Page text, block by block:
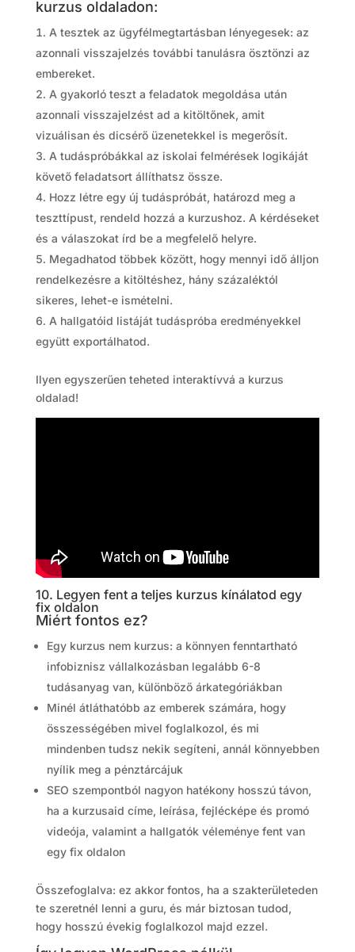
kurzus oldaladon:
A tesztek az ügyfélmegtartásban lényegesek: az
azonnali visszajelzés további tanulásra ösztönzi az
embereket.
A gyakorló teszt a feladatok megoldása után
azonnali visszajelzést ad a kitöltőnek, amit
vizuálisan és dicsérő üzenetekkel is megerősít.
A tudáspróbákkal az iskolai felmérések logikáját
követő feladatsort állíthatsz össze.
Hozz létre egy új tudáspróbát, határozd meg a
teszttípust, rendeld hozzá a kurzushoz. A kérdéseket
és a válaszokat írd be a megfelelő helyre.
Megadhatod többek között, hogy mennyi idő álljon
rendelkezésre a kitöltéshez, hány százaléktól
sikeres, lehet-e ismételni.
A hallgatóid listáját tudáspróba eredményekkel
együtt exportálhatod.
Ilyen egyszerűen teheted interaktívvá a kurzus
oldalad!
10. Legyen fent a teljes kurzus kínálatod egy
fix oldalon
Miért fontos ez?
Egy kurzus nem kurzus: a könnyen fenntartható
infobiznisz vállalkozásban legalább 6-8
tudásanyag van, különböző árkategóriákban
Minél átláthatóbb az emberek számára, hogy
összességében mivel foglalkozol, és mi
mindenben tudsz nekik segíteni, annál könnyebben
nyílik meg a pénztárcájuk
SEO szempontból nagyon hatékony hosszú távon,
ha a kurzusaid címe, leírása, fejlécképe és promó
videója, valamint a hallgatók véleménye fent van
egy fix oldalon
Összefoglalva: ez akkor fontos, ha a szakterületeden
te szeretnél lenni a guru, és már biztosan tudod,
hogy hosszú évekig foglalkozol majd ezzel.